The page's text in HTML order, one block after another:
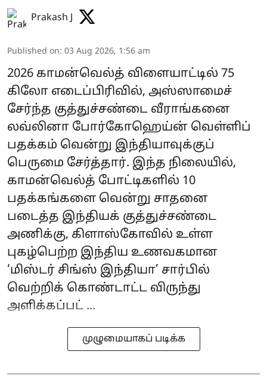
Prakash J
Published on: 03 Aug 2026, 1:56 am
2026 காமன்வெல்த் விளையாட்டில் 75
கிலோ எடைப்பிரிவில், அஸ்ஸாமைச்
சேர்ந்த குத்துச்சண்டை வீராங்கனை
லவ்லினா போர்கோஹெய்ன் வெள்ளிப்
பதக்கம் வென்று இந்தியாவுக்குப்
பெருமை சேர்த்தார். இந்த நிலையில்,
காமன்வெல்த் போட்டிகளில் 10
பதக்கங்களை வென்று சாதனை
படைத்த இந்தியக் குத்துச்சண்டை
அணிக்கு, கிளாஸ்கோவில் உள்ள
புகழ்பெற்ற இந்திய உணவகமான
‘மிஸ்டர் சிங்ஸ் இந்தியா’ சார்பில்
வெற்றிக் கொண்டாட்ட விருந்து
அளிக்கப்பட் ...
முழுமையாகப் படிக்க